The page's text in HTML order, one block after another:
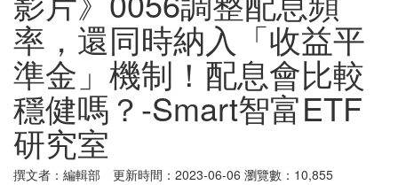
率，還同時納入「收益平
準金」機制！配息會比較
穩健嗎？-Smart智富ETF
研究室
撰文者：編輯部 更新時間：2023-06-06 瀏覽數：10,855